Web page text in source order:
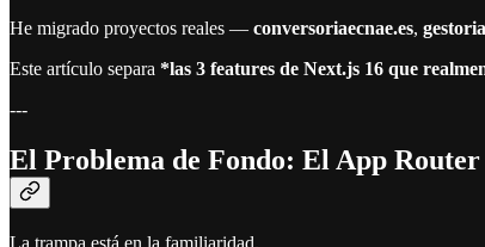
He migrado proyectos reales — conversoriaecnae.es,
Este artículo separa *las 3 features de Next.js 16 que
---
El Problema de Fondo: El App